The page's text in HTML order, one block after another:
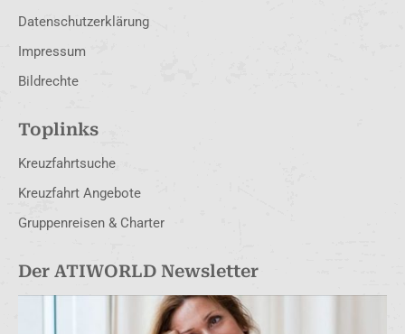
Datenschutzerklärung
Impressum
Bildrechte
Toplinks
Kreuzfahrtsuche
Kreuzfahrt Angebote
Gruppenreisen & Charter
Der ATIWORLD Newsletter